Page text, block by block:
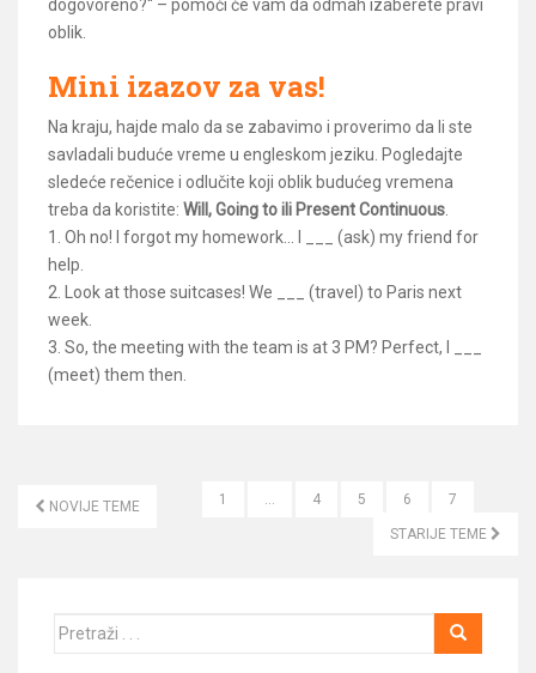
dogovoreno?“ – pomoći će vam da odmah izaberete pravi
oblik.
Mini izazov za vas!
Na kraju, hajde malo da se zabavimo i proverimo da li ste
savladali buduće vreme u engleskom jeziku. Pogledajte
sledeće rečenice i odlučite koji oblik budućeg vremena
treba da koristite: Will, Going to ili Present Continuous
1. Oh no! I forgot my homework… I ___ (ask) my friend for
help.
2. Look at those suitcases! We ___ (travel) to Paris next
week.
3. So, the meeting with the team is at 3 PM? Perfect, I ___
(meet) them then.
KRETANJE ČLANAKA
NOVIJE TEME 1 4 5 6 7
STARIJE TEME
Traži